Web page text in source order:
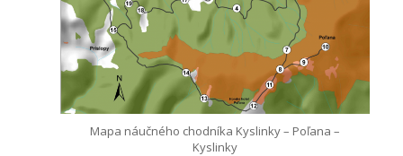
Mapa náučného chodníka Kyslinky – Poľana –
Kyslinky